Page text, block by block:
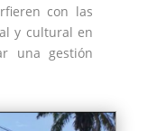
con las
y cultural en
una gestión